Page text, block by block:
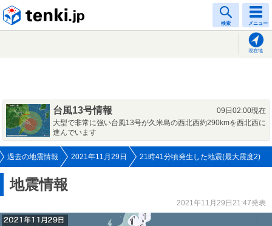
検索 メニュー
現在地
台風13号情報
09日02:00現在
大型で非常に強い台風13号が久米島の西北西約290kmを西北西に
進んでいます
過去の地震情報 2021年11月29日 21時41分頃発生した地震(最大震度2)
地震情報
2021年11月29日21:47発表